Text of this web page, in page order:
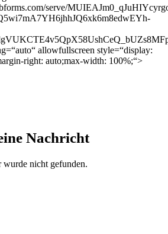
serve/
allowfullscreen style=“display:
right: auto;max-width: 100%;“>
Nachricht
nicht gefunden.